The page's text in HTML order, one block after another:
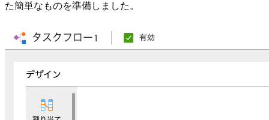
た簡単なものを準備しました。